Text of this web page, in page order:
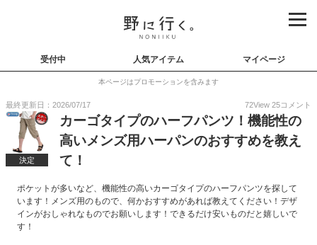
受付中 人気アイテム マイページ
本ページはプロモーションを含みます
最終更新日：2026/07/17 72View 25コメント
決定
カーゴタイプのハーフパンツ！機能性の
高いメンズ用ハーパンのおすすめを教え
て！
ポケットが多いなど、機能性の高いカーゴタイプのハーフパンツを探して
います！メンズ用のもので、何かおすすめがあれば教えてください！デザ
インがおしゃれなものでお願いします！できるだけ安いものだと嬉しいで
す！